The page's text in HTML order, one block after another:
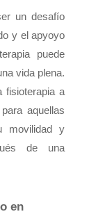
un desafío
y el apyoyo
puede
vida plena.
fisioterapia a
aquellas
movilidad y
de una
en